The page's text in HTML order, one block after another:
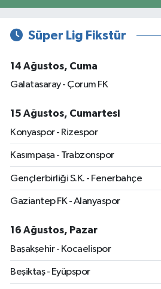
Süper Lig Fikstür
14 Ağustos, Cuma
Galatasaray - Çorum FK
15 Ağustos, Cumartesi
Konyaspor - Rizespor
Kasımpaşa - Trabzonspor
Gençlerbirliği S.K. - Fenerbahçe
Gaziantep FK - Alanyaspor
16 Ağustos, Pazar
Başakşehir - Kocaelispor
Beşiktaş - Eyüpspor